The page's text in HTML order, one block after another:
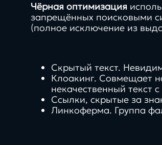
Чёрная оптимизация
запрещённых поисковыми
(полное исключение из
Скрытый текст.
Клоакинг. Совмещает
некачественный текст
Ссылки, скрытые за
Линкоферма. Группа